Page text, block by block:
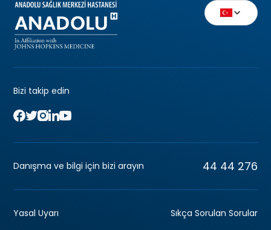
Bizi takip edin
Danışma ve bilgi için bizi arayın 44 44 276
Yasal Uyarı Sıkça Sorulan Sorular